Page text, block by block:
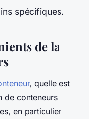
spécifiques.
de la
, quelle est
de conteneurs
en particulier